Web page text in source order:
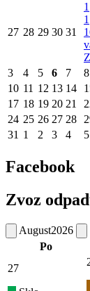
27 28 29 30 31
1
1
3 4 5 6 7 8
10 11 12 13 14
17 18 19 20 21
24 25 26 27 28
31 1 2 3 4 5
Facebook
Zvoz
August2026
Po
27